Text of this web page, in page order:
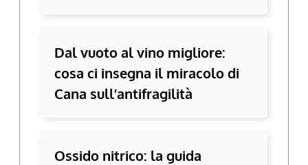
Dal vuoto al vino migliore:
cosa ci insegna il miracolo di
Cana sull’antifragilità
Ossido nitrico: la guida